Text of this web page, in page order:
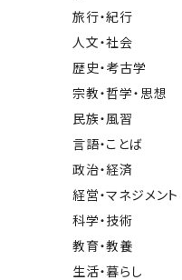
旅行・紀行
人文・社会
歴史・考古学
宗教・哲学・思想
民族・風習
言語・ことば
政治・経済
経営・マネジメント
科学・技術
教育・教養
生活・暮らし